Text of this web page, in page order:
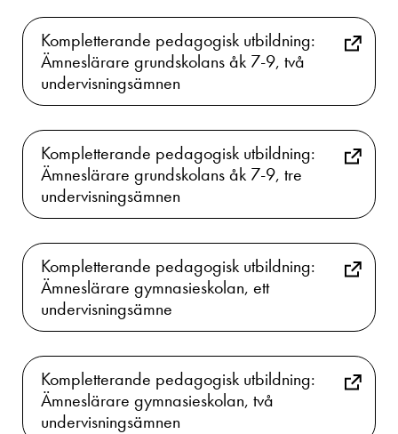
Kompletterande pedagogisk utbildning:
Ämneslärare grundskolans åk 7-9, två
undervisningsämnen
Kompletterande pedagogisk utbildning:
Ämneslärare grundskolans åk 7-9, tre
undervisningsämnen
Kompletterande pedagogisk utbildning:
Ämneslärare gymnasieskolan, ett
undervisningsämne
Kompletterande pedagogisk utbildning:
Ämneslärare gymnasieskolan, två
undervisningsämnen